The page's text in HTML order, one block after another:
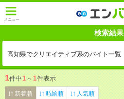
メニュー
検索結果
高知県でクリエイティブ系のバイト一覧
1件中1 ～ 1件表示
新着順 時給順 人気順